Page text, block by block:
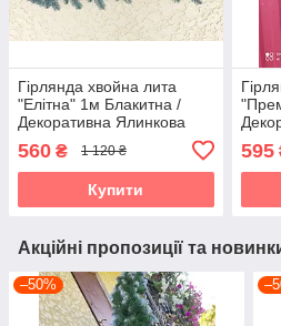
Гірлянда хвойна лита
"Елітна" 1м Блакитна /
Декоративна Ялинкова
560 ₴ 1 120 ₴
Купити
595
Акційні пропозиції та
–50%